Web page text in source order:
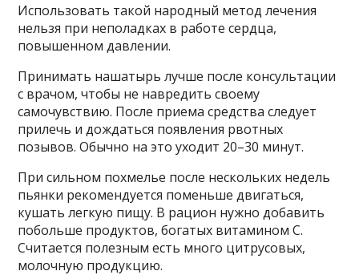
Использовать такой народный метод лечения
нельзя при неполадках в работе сердца,
повышенном давлении.
Принимать нашатырь лучше после консультации
с врачом, чтобы не навредить своему
самочувствию. После приема средства следует
прилечь и дождаться появления рвотных
позывов. Обычно на это уходит 20–30 минут.
При сильном похмелье после нескольких недель
пьянки рекомендуется поменьше двигаться,
кушать легкую пищу. В рацион нужно добавить
побольше продуктов, богатых витамином С.
Считается полезным есть много цитрусовых,
молочную продукцию.